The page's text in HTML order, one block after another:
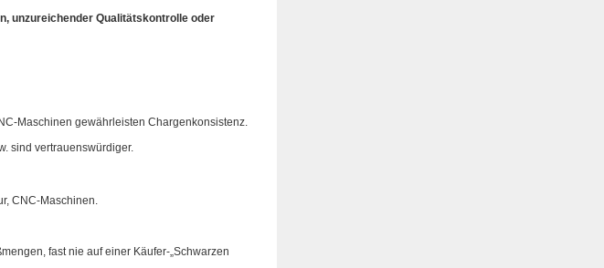
unzureichender Qualitätskontrolle oder
Maschinen gewährleisten Chargenkonsistenz.
sind vertrauenswürdiger.
CNC-Maschinen.
fast nie auf einer Käufer-„Schwarzen